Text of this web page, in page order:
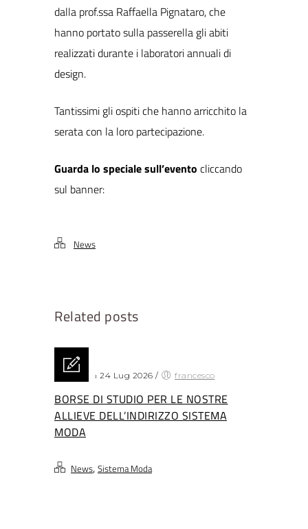
dalla prof.ssa Raffaella Pignataro, che
hanno portato sulla passerella gli abiti
realizzati durante i laboratori annuali di
design.
Tantissimi gli ospiti che hanno arricchito la
serata con la loro partecipazione.
Guarda lo speciale sull’evento cliccando
sul banner:
News
Related posts
Posted on 24 Lug 2026 / francesco
BORSE DI STUDIO PER LE NOSTRE
ALLIEVE DELL’INDIRIZZO SISTEMA
MODA
News, Sistema Moda